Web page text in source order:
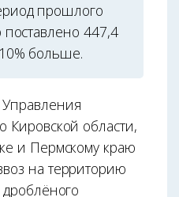
прошлого
447,4
больше.
Кировской области,
и Пермскому краю
на территорию